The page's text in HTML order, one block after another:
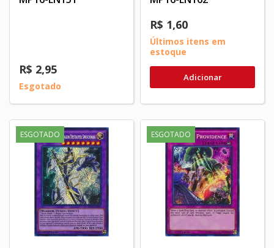
R$ 2,95
Esgotado
R$ 1,60
Últimos itens em
estoque
Adicionar
ESGOTADO ESGOTADO